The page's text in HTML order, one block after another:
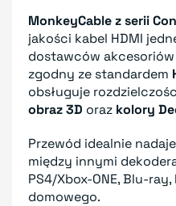
MonkeyCable z serii
jakości kabel HDMI
dostawców
zgodny ze standardem
obsługuje
obraz 3D oraz kolory
Przewód idealnie
między innymi
PS4/Xbox-ONE, Blu-ray,
domowego.